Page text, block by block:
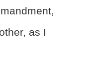
as I